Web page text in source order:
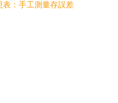
表：手工測量存誤差